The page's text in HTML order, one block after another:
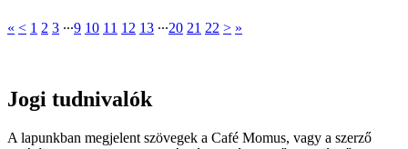
« < 1 2 3 ∙∙∙9 10 11 12 13 ∙∙∙20 21 22 > »
Jogi tudnivalók
A lapunkban megjelent szövegek a Café Momus, vagy a szerző